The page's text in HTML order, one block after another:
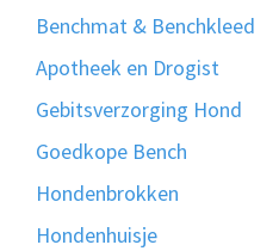
Benchmat & Benchkleed
Apotheek en Drogist
Gebitsverzorging Hond
Goedkope Bench
Hondenbrokken
Hondenhuisje